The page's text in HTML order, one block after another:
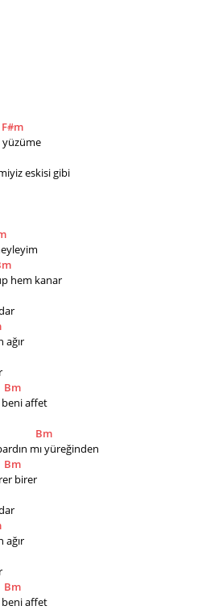
F#m
yüzüme
eskisi gibi
hem kanar
ağır
kadar
Bm
beni affet
Bm
mı yüreğinden
Bm
birer
ağır
kadar
Bm
beni affet